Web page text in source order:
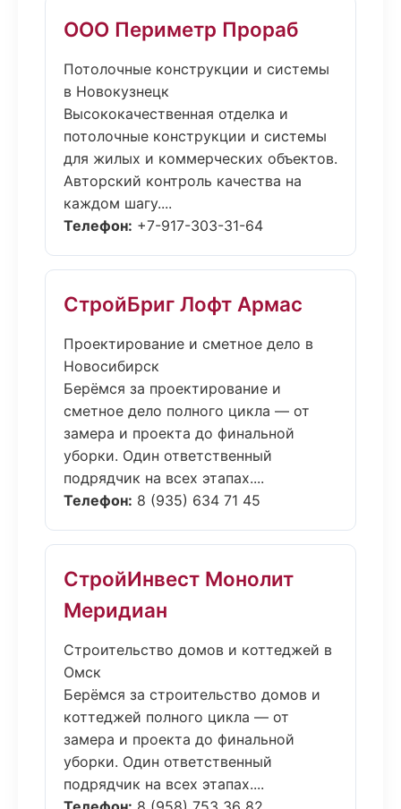
ООО Периметр Прораб
Потолочные конструкции и системы
в Новокузнецк
Высококачественная отделка и
потолочные конструкции и системы
для жилых и коммерческих объектов.
Авторский контроль качества на
каждом шагу....
Телефон: +7-917-303-31-64
СтройБриг Лофт Армас
Проектирование и сметное дело в
Новосибирск
Берёмся за проектирование и
сметное дело полного цикла — от
замера и проекта до финальной
уборки. Один ответственный
подрядчик на всех этапах....
Телефон: 8 (935) 634 71 45
СтройИнвест Монолит
Меридиан
Строительство домов и коттеджей в
Омск
Берёмся за строительство домов и
коттеджей полного цикла — от
замера и проекта до финальной
уборки. Один ответственный
подрядчик на всех этапах....